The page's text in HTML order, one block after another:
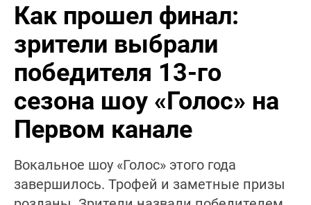
Как прошел финал:
зрители выбрали
победителя 13-го
сезона шоу «Голос» на
Первом канале
Вокальное шоу «Голос» этого года
завершилось. Трофей и заметные призы